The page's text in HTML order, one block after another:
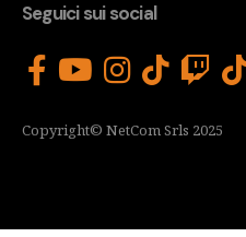
Seguici sui social
Copyright© NetCom Srls 2025